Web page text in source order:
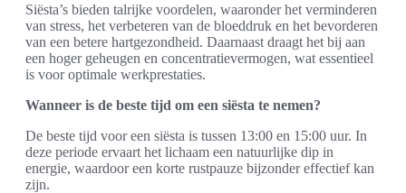
Siësta’s bieden talrijke voordelen, waaronder het verminderen
van stress, het verbeteren van de bloeddruk en het bevorderen
van een betere hartgezondheid. Daarnaast draagt het bij aan
een hoger geheugen en concentratievermogen, wat essentieel
is voor optimale werkprestaties.
Wanneer is de beste tijd om een siësta te nemen?
De beste tijd voor een siësta is tussen 13:00 en 15:00 uur. In
deze periode ervaart het lichaam een natuurlijke dip in
energie, waardoor een korte rustpauze bijzonder effectief kan
zijn.